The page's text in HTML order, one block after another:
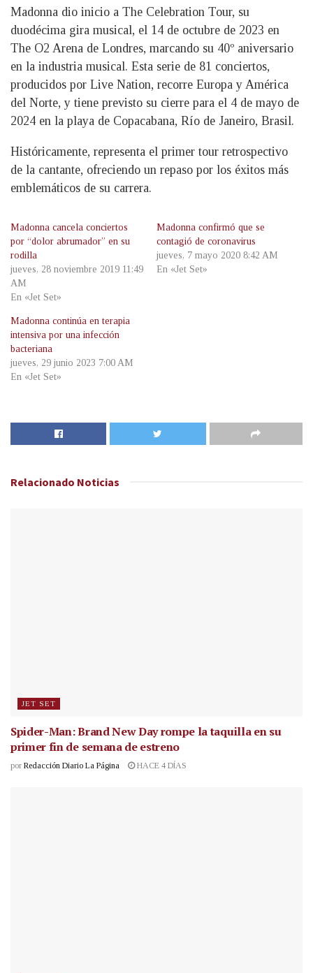
Madonna dio inicio a The Celebration Tour, su
duodécima gira musical, el 14 de octubre de 2023 en
The O2 Arena de Londres, marcando su 40º aniversario
en la industria musical. Esta serie de 81 conciertos,
producidos por Live Nation, recorre Europa y América
del Norte, y tiene previsto su cierre para el 4 de mayo de
2024 en la playa de Copacabana, Río de Janeiro, Brasil.
Históricamente, representa el primer tour retrospectivo
de la cantante, ofreciendo un repaso por los éxitos más
emblemáticos de su carrera.
Madonna cancela conciertos
por “dolor abrumador” en su
rodilla
jueves, 28 noviembre 2019 11:49
AM
En «Jet Set»
Madonna confirmó que se
contagió de coronavirus
jueves, 7 mayo 2020 8:42 AM
En «Jet Set»
Madonna continúa en terapia
intensiva por una infección
bacteriana
jueves, 29 junio 2023 7:00 AM
En «Jet Set»
Relacionado Noticias
JET SET
Spider-Man: Brand New Day rompe la taquilla en su
primer fin de semana de estreno
por Redacción Diario La Página HACE 4 DÍAS